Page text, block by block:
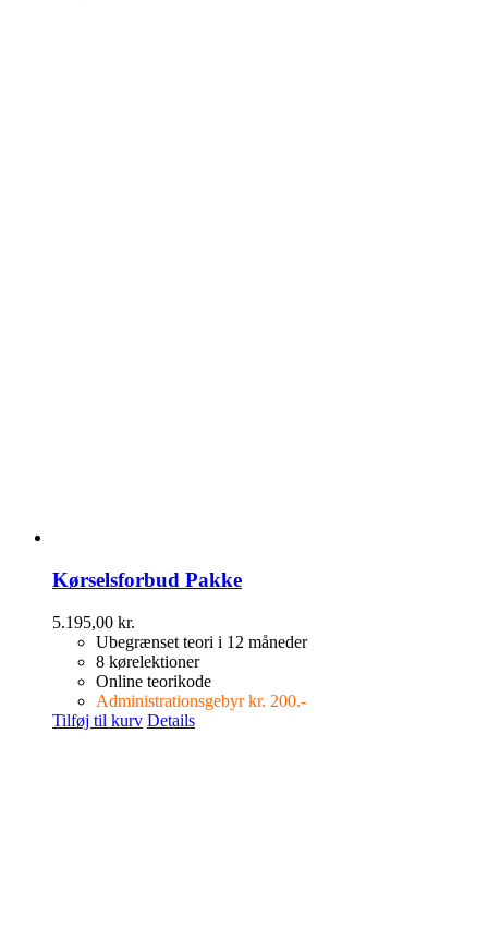
Kørselsforbud Pakke
5.195,00 kr.
Ubegrænset teori i 12 måneder
8 kørelektioner
Online teorikode
Administrationsgebyr kr. 200.-
Tilføj til kurv Details